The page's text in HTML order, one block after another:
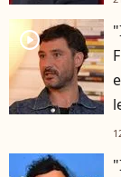
player2